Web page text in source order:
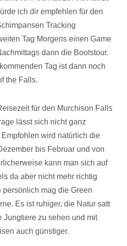
ich dir empfehlen für den
Tracking
Tag Morgens einen Game
dann die Bootstour.
Tag ist dann noch
the Falls.
für den Murchison Falls
lässt sich nicht ganz
wird natürlich die
bis Februar und von
kann man sich auf
da aber nicht mehr richtig
mag die Green
Es ist ruhiger, die Natur satt
Jungtiere zu sehen und mit
auch günstiger.